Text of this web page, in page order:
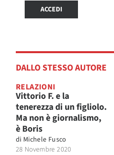
ACCEDI
DALLO STESSO AUTORE
RELAZIONI
Vittorio F. e la
tenerezza di un figliolo.
Ma non è giornalismo,
è Boris
di Michele Fusco
28 Novembre 2020